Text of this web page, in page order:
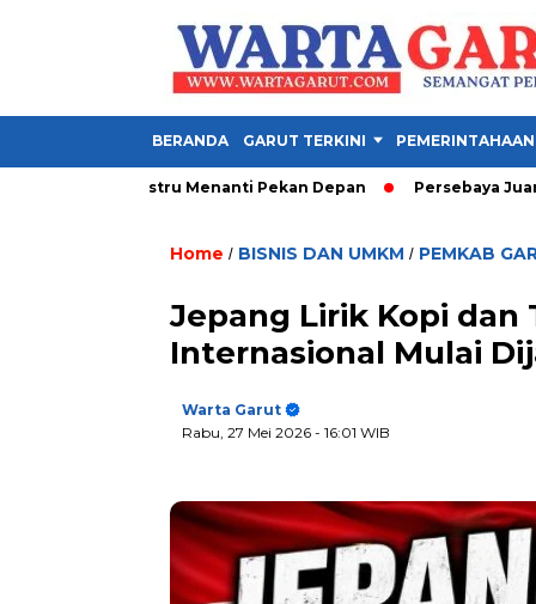
BERANDA GARUT TERKINI PEMERINTAHAAN
Justru Menanti Pekan Depan Persebaya Juara Piala
Home / BISNIS DAN UMKM / PEMKAB
Jepang Lirik Kopi dan
Internasional Mulai
Warta Garut
Rabu, 27 Mei 2026 - 16:01 WIB